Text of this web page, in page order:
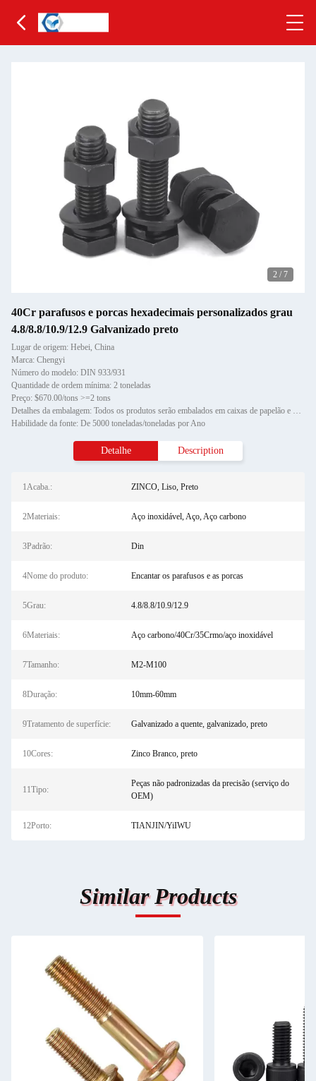
2 / 7
40Cr parafusos e porcas hexadecimais personalizados grau
4.8/8.8/10.9/12.9 Galvanizado preto
Lugar de origem: Hebei, China
Marca: Chengyi
Número do modelo: DIN 933/931
Quantidade de ordem mínima: 2 toneladas
Preço: $670.00/tons >=2 tons
Detalhes da embalagem: Todos os produtos serão embalados em caixas de papelão e depois em paletes de madeira.
Habilidade da fonte: De 5000 toneladas/toneladas por Ano
Detalhe Description
1Acaba.: ZINCO, Liso, Preto
2Materiais: Aço inoxidável, Aço, Aço carbono
3Padrão: Din
4Nome do produto: Encantar os parafusos e as porcas
5Grau: 4.8/8.8/10.9/12.9
6Materiais: Aço carbono/40Cr/35Crmo/aço inoxidável
7Tamanho: M2-M100
8Duração: 10mm-60mm
9Tratamento de superfície: Galvanizado a quente, galvanizado, preto
10Cores: Zinco Branco, preto
11Tipo:
Peças não padronizadas da precisão (serviço do
OEM)
12Porto: TIANJIN/YiIWU
Similar Products